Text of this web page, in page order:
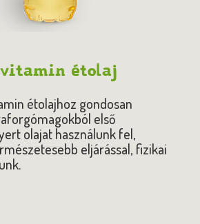
vitamin étolaj
étolajhoz gondosan
első
olajat használunk fel,
eljárással, fizikai